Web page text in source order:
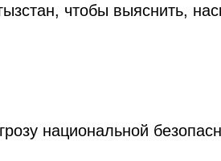
чтобы выяснить,
национальной